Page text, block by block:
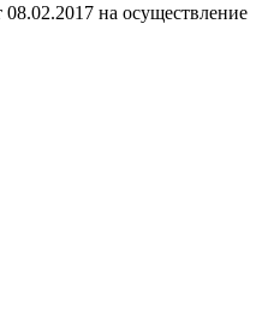
на осуществление